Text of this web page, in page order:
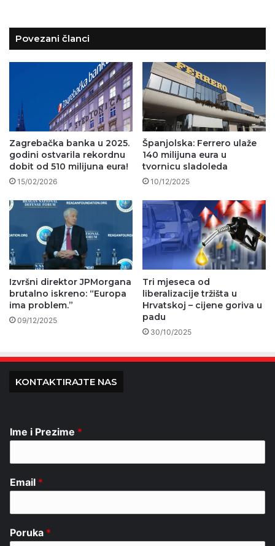
Povezani članci
Zagrebačka banka u 2025.
godini ostvarila rekordnu
dobit od 510 milijuna eura!
15/02/2026
Španjolska: Ferrero ulaže
140 milijuna eura u
tvornicu sladoleda
10/12/2025
Izvršni direktor JPMorgana
brutalno iskreno: “Europa
ima problem.”
09/12/2025
Tri mjeseca od
liberalizacije tržišta u
Hrvatskoj – cijene goriva u
padu
30/10/2025
KONTAKTIRAJTE NAS
Ime i Prezime *
Email *
Poruka *